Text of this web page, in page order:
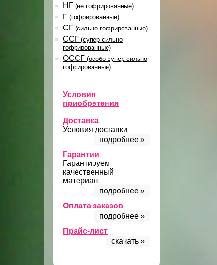
НГ (не гофрированные)
Г (гофрированные)
СГ (сильно гофрированные)
ССГ (супер сильно
гофрированные)
ОССГ (особо супер сильно
гофрированные)
Условия
приобретения
Доставка
Условия доставки
подробнее »
Гарантии
Гарантируем
качественный
материал
подробнее »
Оплата заказов
подробнее »
Прайс-лист
скачать »